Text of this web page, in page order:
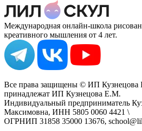
Международная онлайн-школа
креативного мышления от 4 лет.
Все права защищены © ИП Кузнецова
принадлежат ИП Кузнецова Е.М.
Индивидуальный предприниматель
Максимовна, ИНН 5805 0060 4421 \
ОГРНИП 31858 35000 13676,